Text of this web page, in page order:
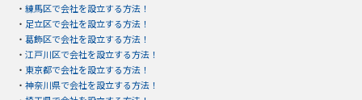
・ 練馬区で会社を設立する方法！
・ 足立区で会社を設立する方法！
・ 葛飾区で会社を設立する方法！
・ 江戸川区で会社を設立する方法！
・ 東京都で会社を設立する方法！
・ 神奈川県で会社を設立する方法！